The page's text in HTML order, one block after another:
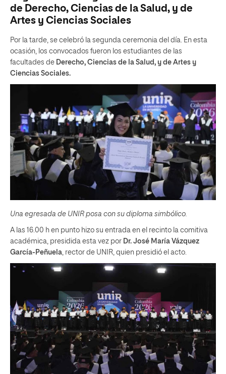
de Derecho, Ciencias de la Salud, y de
Artes y Ciencias Sociales
Por la tarde, se celebró la segunda ceremonia del día. En esta
ocasión, los convocados fueron los estudiantes de las
facultades de Derecho, Ciencias de la Salud, y de Artes y
Ciencias Sociales.
Una egresada de UNIR posa con su diploma simbólico.
A las 16.00 h en punto hizo su entrada en el recinto la comitiva
académica, presidida esta vez por Dr. José María Vázquez
García-Peñuela , rector de UNIR, quien presidió el acto.